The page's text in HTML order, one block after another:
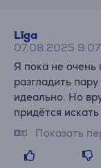
Līga
07.08.2025 9:07
Я пока не очень
разгладить
идеально. Но
придётся
Показать